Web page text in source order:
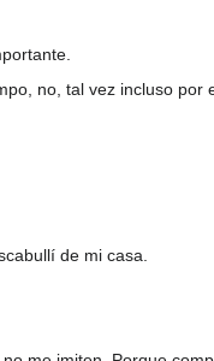
no, tal vez incluso por
de mi casa.